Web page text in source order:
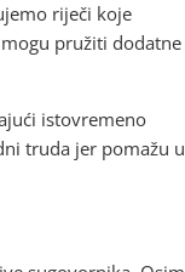
riječi koje
pružiti dodatne
istovremeno
truda jer pomažu u